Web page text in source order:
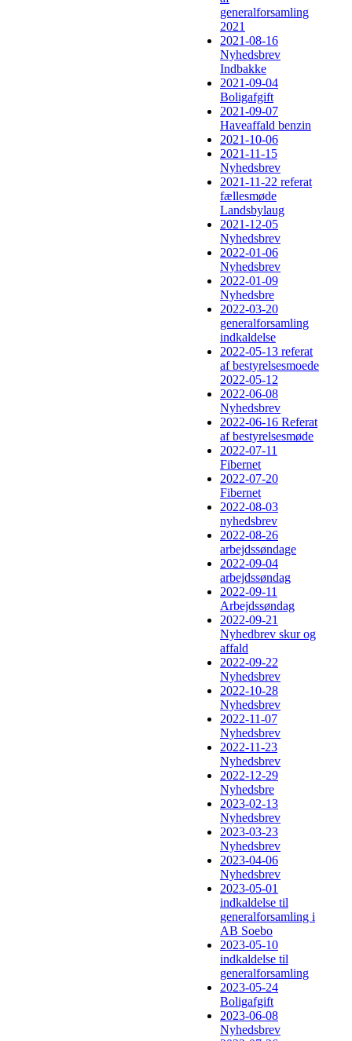
generalforsamling
2021
2021-08-16
Nyhedsbrev
Indbakke
2021-09-04
Boligafgift
2021-09-07
Haveaffald benzin
2021-10-06
2021-11-15
Nyhedsbrev
2021-11-22 referat
fællesmøde
Landsbylaug
2021-12-05
Nyhedsbrev
2022-01-06
Nyhedsbrev
2022-01-09
Nyhedsbre
2022-03-20
generalforsamling
indkaldelse
2022-05-13 referat
af bestyrelsesmoede
2022-05-12
2022-06-08
Nyhedsbrev
2022-06-16 Referat
af bestyrelsesmøde
2022-07-11
Fibernet
2022-07-20
Fibernet
2022-08-03
nyhedsbrev
2022-08-26
arbejdssøndage
2022-09-04
arbejdssøndag
2022-09-11
Arbejdssøndag
2022-09-21
Nyhedbrev skur og
affald
2022-09-22
Nyhedsbrev
2022-10-28
Nyhedsbrev
2022-11-07
Nyhedsbrev
2022-11-23
Nyhedsbrev
2022-12-29
Nyhedsbre
2023-02-13
Nyhedsbrev
2023-03-23
Nyhedsbrev
2023-04-06
Nyhedsbrev
2023-05-01
indkaldelse til
generalforsamling i
AB Soebo
2023-05-10
indkaldelse til
generalforsamling
2023-05-24
Boligafgift
2023-06-08
Nyhedsbrev